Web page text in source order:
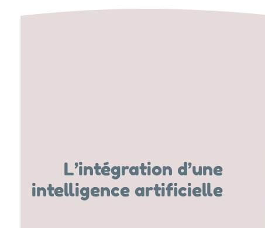
L’intégration d’une
intelligence artificielle